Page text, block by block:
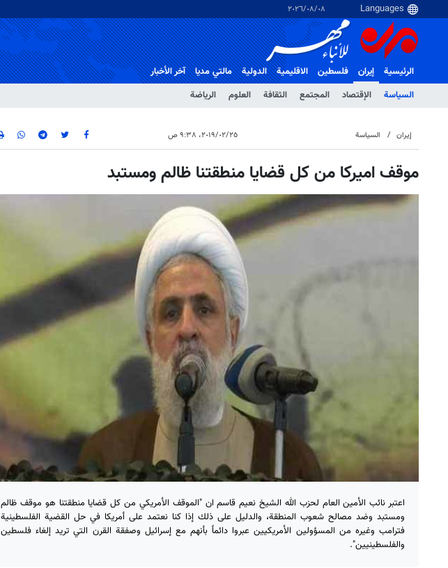
٠٨‏/٠٨‏/٢٠٢٦
الرئيسية
إيران
السياسة
الإقتصاد المجتمع الثقافة العلوم الرياضة
فلسطین الاقلیمیة الدولية مالتي مدیا آخر الأخبار
إيران السياسة ٢٥‏/٠٢‏/٢٠١٩، ٩:٣٨ ص
موقف اميركا من كل قضايا منطقتنا ظالم ومستبد
اعتبر نائب الأمين العام لحزب الله الشيخ نعيم قاسم ان "الموقف الأمريكي من كل قضايا منطقتنا هو موقف ظالم
ومستبد وضد مصالح شعوب المنطقة، والدليل على ذلك إذا كنا نعتمد على أمريكا في حل القضية الفلسطينية
فترامب وغيره من المسؤولين الأمريكيين عبروا دائماً بأنهم مع إسرائيل وصفقة القرن التي تريد إلغاء فلسطين
والفلسطينيين".